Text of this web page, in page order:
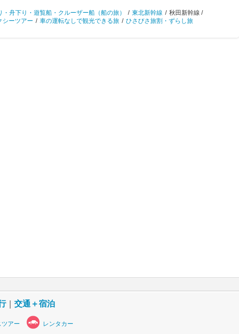
・舟下り・遊覧船・クルーザー船（船の旅） / 東北新幹線 / 秋田新幹線 /
シーツアー / 車の運転なしで観光できる旅 / ひさびさ旅割・ずらし旅
｜ 交通＋宿泊
ツアー レンタカー